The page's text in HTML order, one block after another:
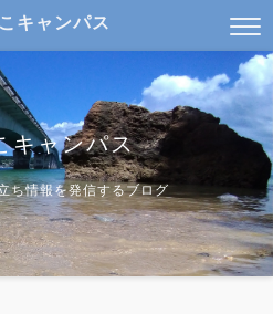
キャンパス
キャンパス
ち情報を発信するブログ